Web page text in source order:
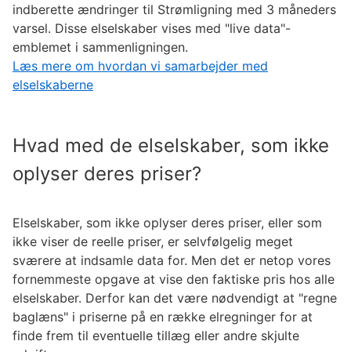
indberette ændringer til Strømligning med 3 måneders
varsel. Disse elselskaber vises med "live data"-
emblemet i sammenligningen.
Læs mere om hvordan vi samarbejder med
elselskaberne
Hvad med de elselskaber, som ikke
oplyser deres priser?
Elselskaber, som ikke oplyser deres priser, eller som
ikke viser de reelle priser, er selvfølgelig meget
sværere at indsamle data for. Men det er netop vores
fornemmeste opgave at vise den faktiske pris hos alle
elselskaber. Derfor kan det være nødvendigt at "regne
baglæns" i priserne på en række elregninger for at
finde frem til eventuelle tillæg eller andre skjulte